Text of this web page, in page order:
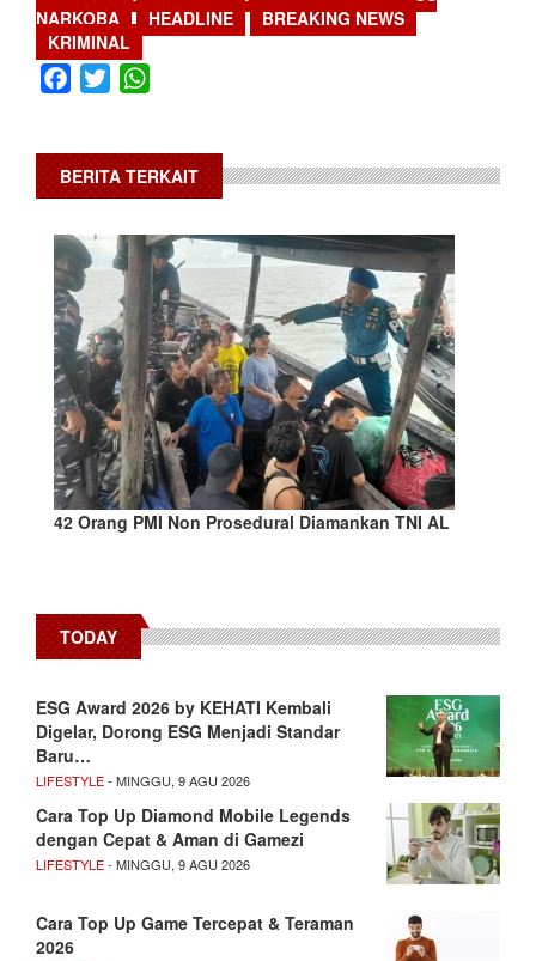
NARKOBA
HEADLINE
BREAKING NEWS
KRIMINAL
Facebook
Twitter
BERITA TERKAIT
42 Orang PMI Non Prosedural Diamankan TNI AL
TODAY
ESG Award 2026 by KEHATI Kembali
Digelar, Dorong ESG Menjadi Standar
Baru…
LIFESTYLE- MINGGU, 9 AGU 2026
Cara Top Up Diamond Mobile Legends
dengan Cepat & Aman di Gamezi
LIFESTYLE- MINGGU, 9 AGU 2026
Cara Top Up Game Tercepat & Teraman
2026